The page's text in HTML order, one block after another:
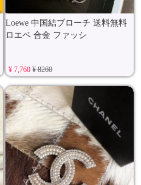
Loewe 中国結ブローチ 送料無料
ロエベ 合金 ファッシ
¥ 7,760¥ 8260